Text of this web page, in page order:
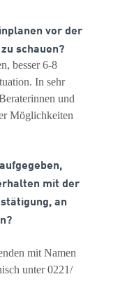
vor der
schauen?
besser 6-8
In sehr
und
Möglichkeiten
mit der
an
mit Namen
unter 0221/